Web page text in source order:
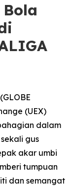
(UEX)
dalam
gus
akar umbi
tumpuan
dan semangat